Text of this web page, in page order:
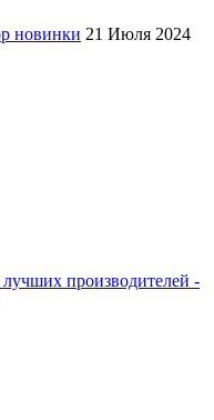
новинки 21 Июля 2024
производителей -